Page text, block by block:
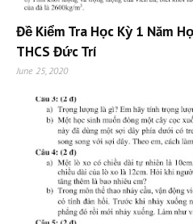
Đề Kiểm Tra Học Kỳ 1 Năm
THCS Đức Trí
June 25, 2020